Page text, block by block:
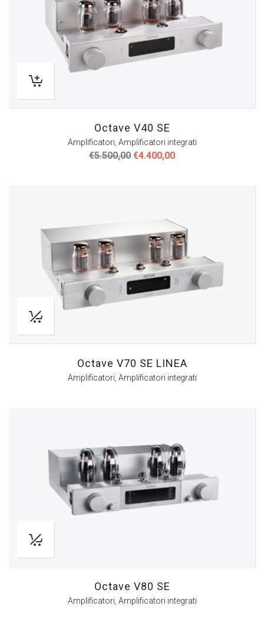
Octave V40 SE
Amplificatori Amplificatori integrati
€5.500,00 Il
€4.400,00Il
Octave V70 SE LINEA
Amplificatori Amplificatori integrati
Octave V80 SE
Amplificatori Amplificatori integrati